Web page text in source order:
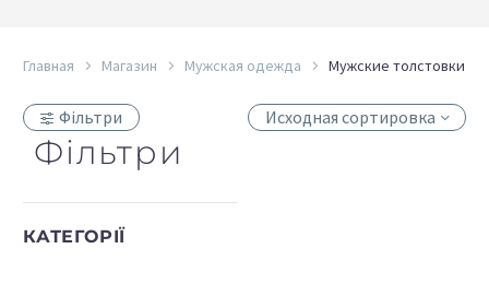
Главная Магазин Мужская одежда Мужские толстовки
Фільтри
Фільтри
КАТЕГОРІЇ
Исходная сортировка